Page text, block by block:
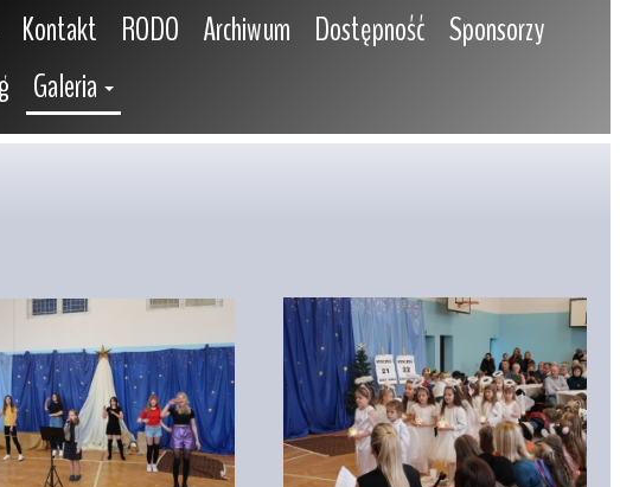
Kontakt RODO Archiwum Dostępność Sponsorzy
Galeria